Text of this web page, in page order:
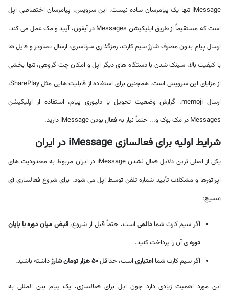
iMessage تنها یک پیامرسان ساده نیست. این سرویس، پیامرسان اختصاصی اپل
است که مستقیماً از طریق اپلیکیشن Messages در آیفون، آیپد و مک عمل می کند.
ارسال پیام بدون مصرف شارژ سیم کارت، رمزگذاری سرتاسری، ارسال تصاویر و فایل ها
با کیفیت بالا، سینک شدن با دستگاه های دیگر اپل و امکان چت گروهی، تنها بخشی
از مزایای این سرویس است. همچنین برای استفاده از قابلیت هایی مثل SharePlay،
ارسال memoji، گزارش وضعیت تحویل یا دلیوری پیام، استفاده از اپلیکیشن
Messages در مک بوک و... حتماً نیاز به فعال بودن iMessage دارید.
شرایط اولیه برای فعالسازی iMessage در ایران
یکی از اصلی ترین دلایل فعال نشدن iMessage در ایران مربوط به محدودیت های
اپراتورها و مشکلات تأیید شماره تلفن توسط اپل می شود. برای شروع فعالسازی آی
مسیج:
اگر سیم کارت شما دائمیاست، حتماً قبل از شروع،قبض میان دوره یا پایان
دورهی آن را پرداخت کنید.
اگر سیم کارت شما اعتباری است، حداقل۵۰ هزار تومان شارژ داشته باشید.
این مورد اهمیت زیادی دارد چون اپل برای فعالسازی، یک پیام بین المللی به